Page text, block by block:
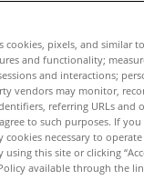
japonais
cookies, pixels, and similar
and functionality;
and interactions;
vendors may monitor,
referring URLs and
to such purposes. If
cookies necessary to
using this site or clicking
available through the